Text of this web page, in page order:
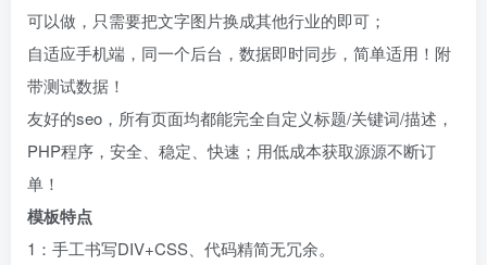
可以做，只需要把文字图片换成其他行业的即可；
自适应手机端，同一个后台，数据即时同步，简单适用！附
带测试数据！
友好的seo，所有页面均都能完全自定义标题/关键词/描述，
PHP程序，安全、稳定、快速；用低成本获取源源不断订
单！
模板特点
1：手工书写DIV+CSS、代码精简无冗余。